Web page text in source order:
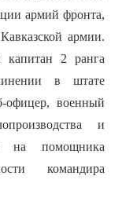
армий фронта,
армии.
капитан 2 ранга
в штате
офицер, военный
и
на помощника
командира